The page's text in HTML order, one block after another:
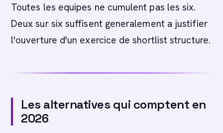
Toutes les equipes ne cumulent pas les six.
Deux sur six suffisent generalement a justifier
l'ouverture d'un exercice de shortlist structure.
Les alternatives qui comptent en
2026